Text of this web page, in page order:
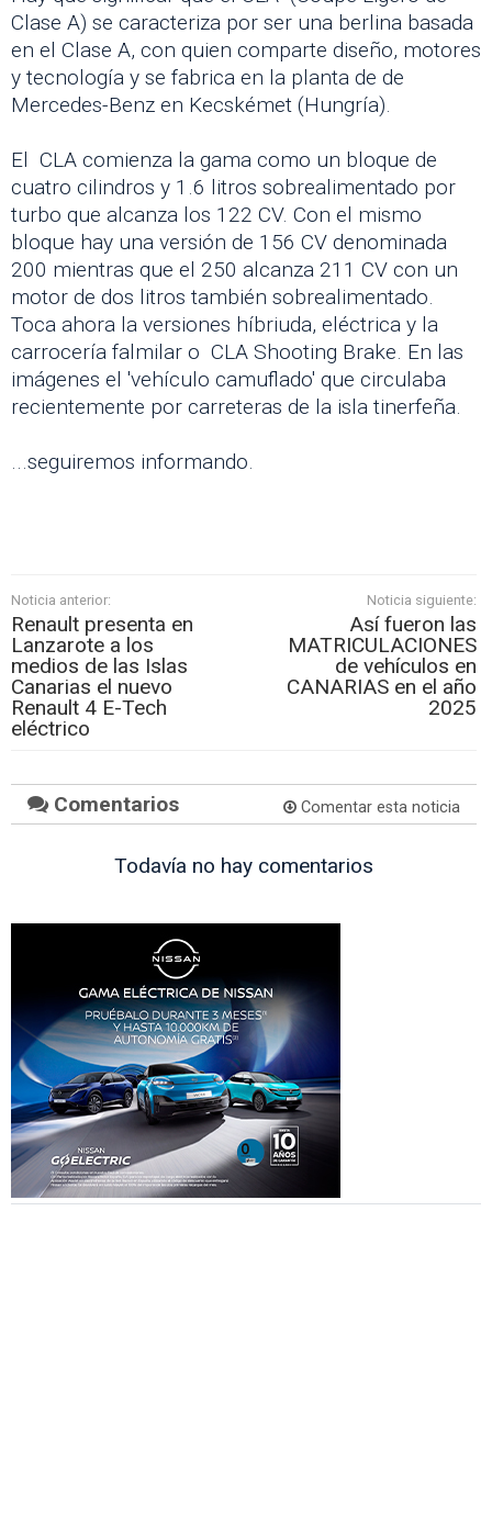
Clase A) se caracteriza por ser una berlina basada
en el Clase A, con quien comparte diseño, motores
y tecnología y se fabrica en la planta de de
Mercedes-Benz en Kecskémet (Hungría).
El CLA comienza la gama como un bloque de
cuatro cilindros y 1.6 litros sobrealimentado por
turbo que alcanza los 122 CV. Con el mismo
bloque hay una versión de 156 CV denominada
200 mientras que el 250 alcanza 211 CV con un
motor de dos litros también sobrealimentado.
Toca ahora la versiones híbriuda, eléctrica y la
carrocería falmilar o CLA Shooting Brake. En las
imágenes el 'vehículo camuflado' que circulaba
recientemente por carreteras de la isla tinerfeña.
...seguiremos informando.
Noticia anterior:
Renault presenta en
Lanzarote a los
medios de las Islas
Canarias el nuevo
Renault 4 E-Tech
eléctrico
Noticia siguiente:
Así fueron las
MATRICULACIONES
de vehículos en
CANARIAS en el año
2025
Comentarios Comentar esta noticia
Todavía no hay comentarios